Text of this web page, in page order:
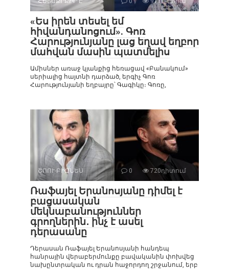
«Ես իրեն տեսել եմ
հիվանդանոցում». Գոռ
Հարությունյանը լաց եղավ եղբոր
մահվան մասին պատմելիս
Ամիսներ առաջ կյանքից հեռացավ «Բանակում»
սերիալից հայտնի դարձած, երգիչ Գոռ
Հարությունյանի եղբայրը՝ Գագիկը։ Գոռը,
ՇՈՈՒ-ԲԻԶՆԵՍ 0 720դիտում
Ռաֆայել Երանոսյանը դիմել է
բացասական
մեկնաբանություններ
գրողներին․ ինչ է ասել
դերասանը
Դերասան Ռաֆայել Երանոսյանի հանդեպ
հանրային վերաբերմունքը բավականին փոխվեց
նախընտրական ու դրան հաջորդող շրջանում, երբ